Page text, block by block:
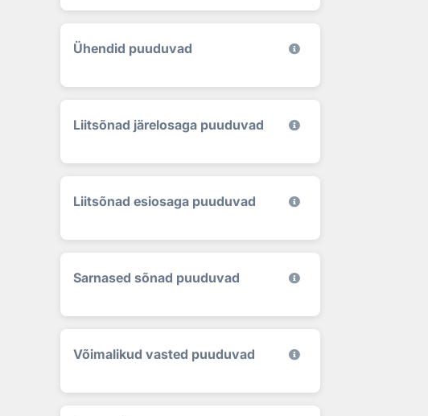
Ühendid puuduvad
Liitsõnad järelosaga puuduvad
Liitsõnad esiosaga puuduvad
Sarnased sõnad puuduvad
Võimalikud vasted puuduvad